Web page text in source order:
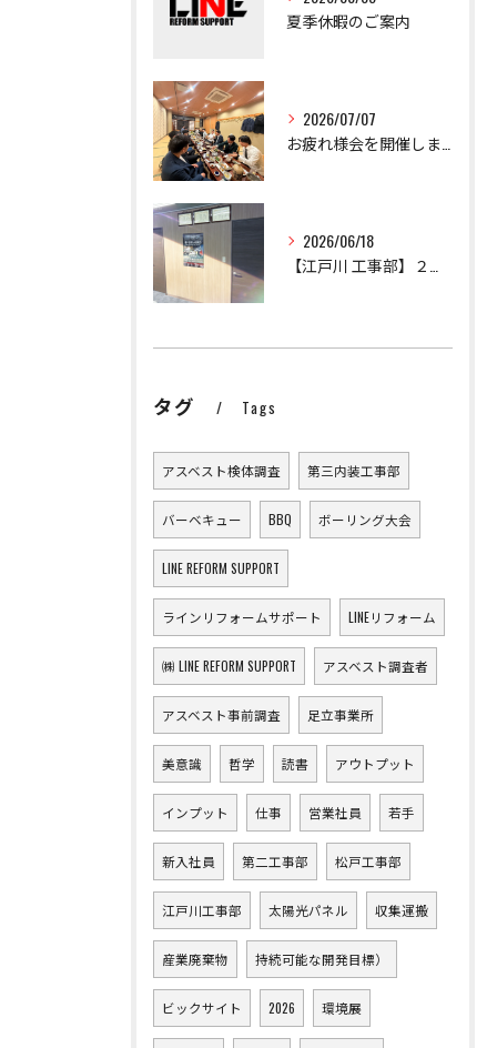
夏季休暇のご案内
2026/07/07
2026/06/18
タグ Tags
アスベスト検体調査 第三内装工事部
バーベキュー BBQ ボーリング大会
LINE REFORM SUPPORT
ラインリフォームサポート LINEリフォーム
㈱ LINE REFORM SUPPORT アスベスト調査者
アスベスト事前調査 足立事業所
美意識 哲学 読書 アウトプット
インプット 仕事 営業社員 若手
新入社員 第二工事部 松戸工事部
江戸川工事部 太陽光パネル 収集運搬
産業廃棄物 持続可能な開発目標）
ビックサイト 2026 環境展